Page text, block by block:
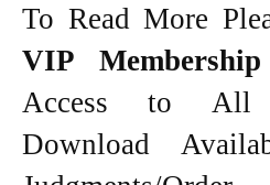
To Read More
VIP Membership
Access to All
Download